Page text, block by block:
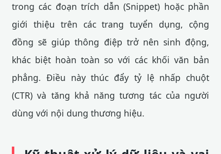
trong các đoạn trích dẫn (Snippet) hoặc phần
giới thiệu trên các trang tuyển dụng, cộng
đồng sẽ giúp thông điệp trở nên sinh động,
khác biệt hoàn toàn so với các khối văn bản
phẳng. Điều này thúc đẩy tỷ lệ nhấp chuột
(CTR) và tăng khả năng tương tác của người
dùng với nội dung thương hiệu.